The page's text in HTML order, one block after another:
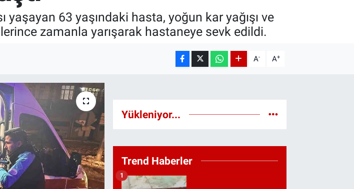
yaşayan 63 yaşındaki hasta, yoğun kar yağışı ve
zamanla yarışarak hastaneye sevk edildi.
A- A+
Yükleniyor...
Trend Haberler
1